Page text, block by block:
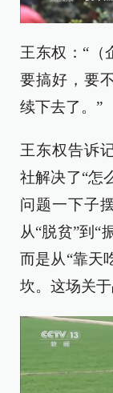
王东权：“（
要搞好，要
续下去了。”
王东权告诉
社解决了“怎
问题一下子
从“脱贫”到“
而是从“靠天
坎。这场关于